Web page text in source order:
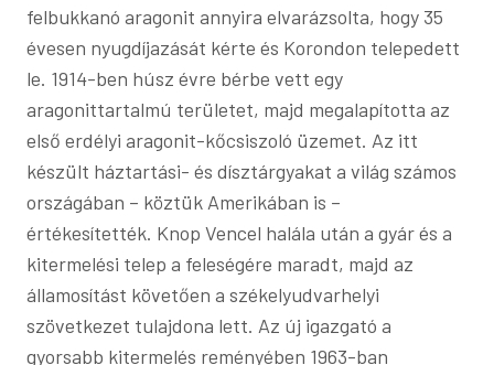
felbukkanó aragonit annyira elvarázsolta, hogy 35
évesen nyugdíjazását kérte és Korondon telepedett
le. 1914-ben húsz évre bérbe vett egy
aragonittartalmú területet, majd megalapította az
első erdélyi aragonit-kőcsiszoló üzemet. Az itt
készült háztartási- és dísztárgyakat a világ számos
országában – köztük Amerikában is –
értékesítették. Knop Vencel halála után a gyár és a
kitermelési telep a feleségére maradt, majd az
államosítást követően a székelyudvarhelyi
szövetkezet tulajdona lett. Az új igazgató a
gyorsabb kitermelés reményében 1963-ban